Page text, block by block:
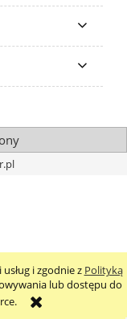
i zgodnie z Polityką
lub dostępu do